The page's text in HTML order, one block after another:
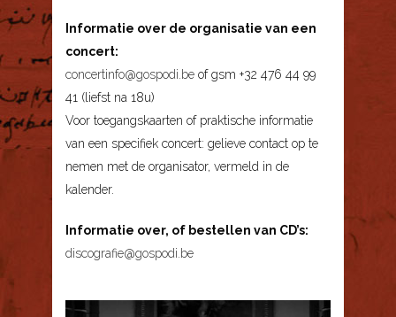
Informatie over de organisatie van een
concert:
concertinfo@gospodi.be of gsm +32 476 44 99
41 (liefst na 18u)
Voor toegangskaarten of praktische informatie
van een specifiek concert: gelieve contact op te
nemen met de organisator, vermeld in de
kalender.
Informatie over, of bestellen van CD’s:
discografie@gospodi.be